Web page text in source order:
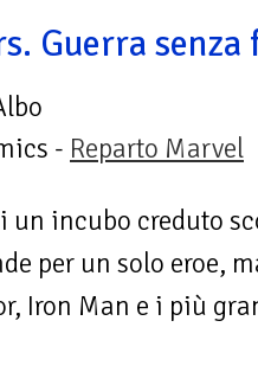
Guerra senza
- Reparto Marvel
un incubo creduto
per un solo eroe,
Iron Man e i più